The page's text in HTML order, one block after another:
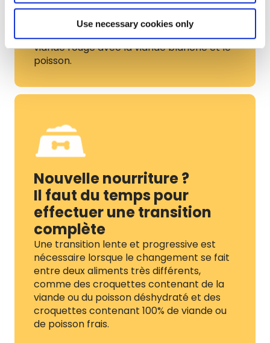
Use necessary cookies only
Pour une bonne alimentation, il est
important de différencier les sources de
protéines animales : alternez donc la
viande rouge avec la viande blanche et le
poisson.
Nouvelle nourriture ?
Il faut du temps pour
effectuer une transition
complète
Une transition lente et progressive est
nécessaire lorsque le changement se fait
entre deux aliments très différents,
comme des croquettes contenant de la
viande ou du poisson déshydraté et des
croquettes contenant 100% de viande ou
de poisson frais.